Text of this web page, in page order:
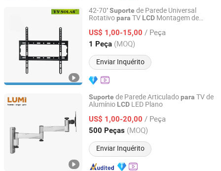
42-70''Suporte de Parede Universal
Rotativopara TV LCD Montagem de
US$ 1,00-15,00 / Peça
1 Peça (MOQ)
Enviar Inquérito
Guangzhou MOORE Solar Energy Co., Ltd.
Guangdong, China Desde 2026
Suporte de Parede Articuladopara TV de
Alumínio LCD LED Plano
US$ 1,00-20,00 / Peça
500 Peças (MOQ)
Enviar Inquérito
Lumi Legend Corporation
Zhejiang, China Desde 2007